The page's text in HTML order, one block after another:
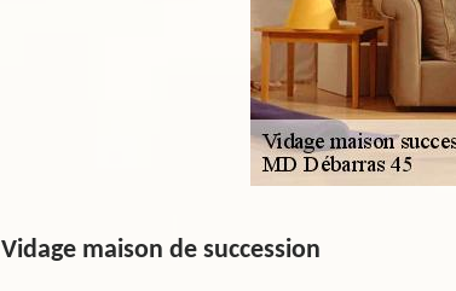
Vidage maison de succession